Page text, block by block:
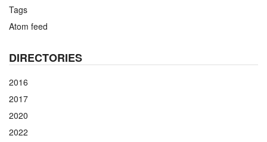
Tags
Atom feed
DIRECTORIES
2016
2017
2020
2022